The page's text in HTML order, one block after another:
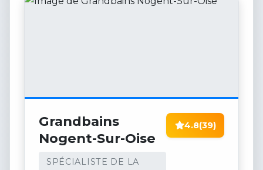
Grandbains
Nogent-Sur-Oise
SPÉCIALISTE DE LA
4.8(39)